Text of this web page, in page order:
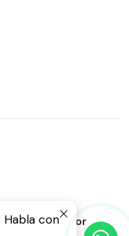
por
Habla con